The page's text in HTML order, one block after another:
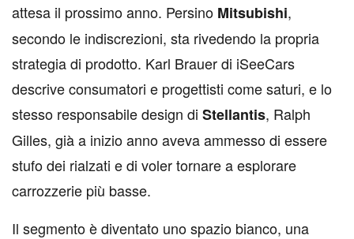
attesa il prossimo anno. Persino Mitsubishi,
secondo le indiscrezioni, sta rivedendo la propria
strategia di prodotto. Karl Brauer di iSeeCars
descrive consumatori e progettisti come saturi, e lo
stesso responsabile design di Stellantis, Ralph
Gilles, già a inizio anno aveva ammesso di essere
stufo dei rialzati e di voler tornare a esplorare
carrozzerie più basse.
Il segmento è diventato uno spazio bianco, una